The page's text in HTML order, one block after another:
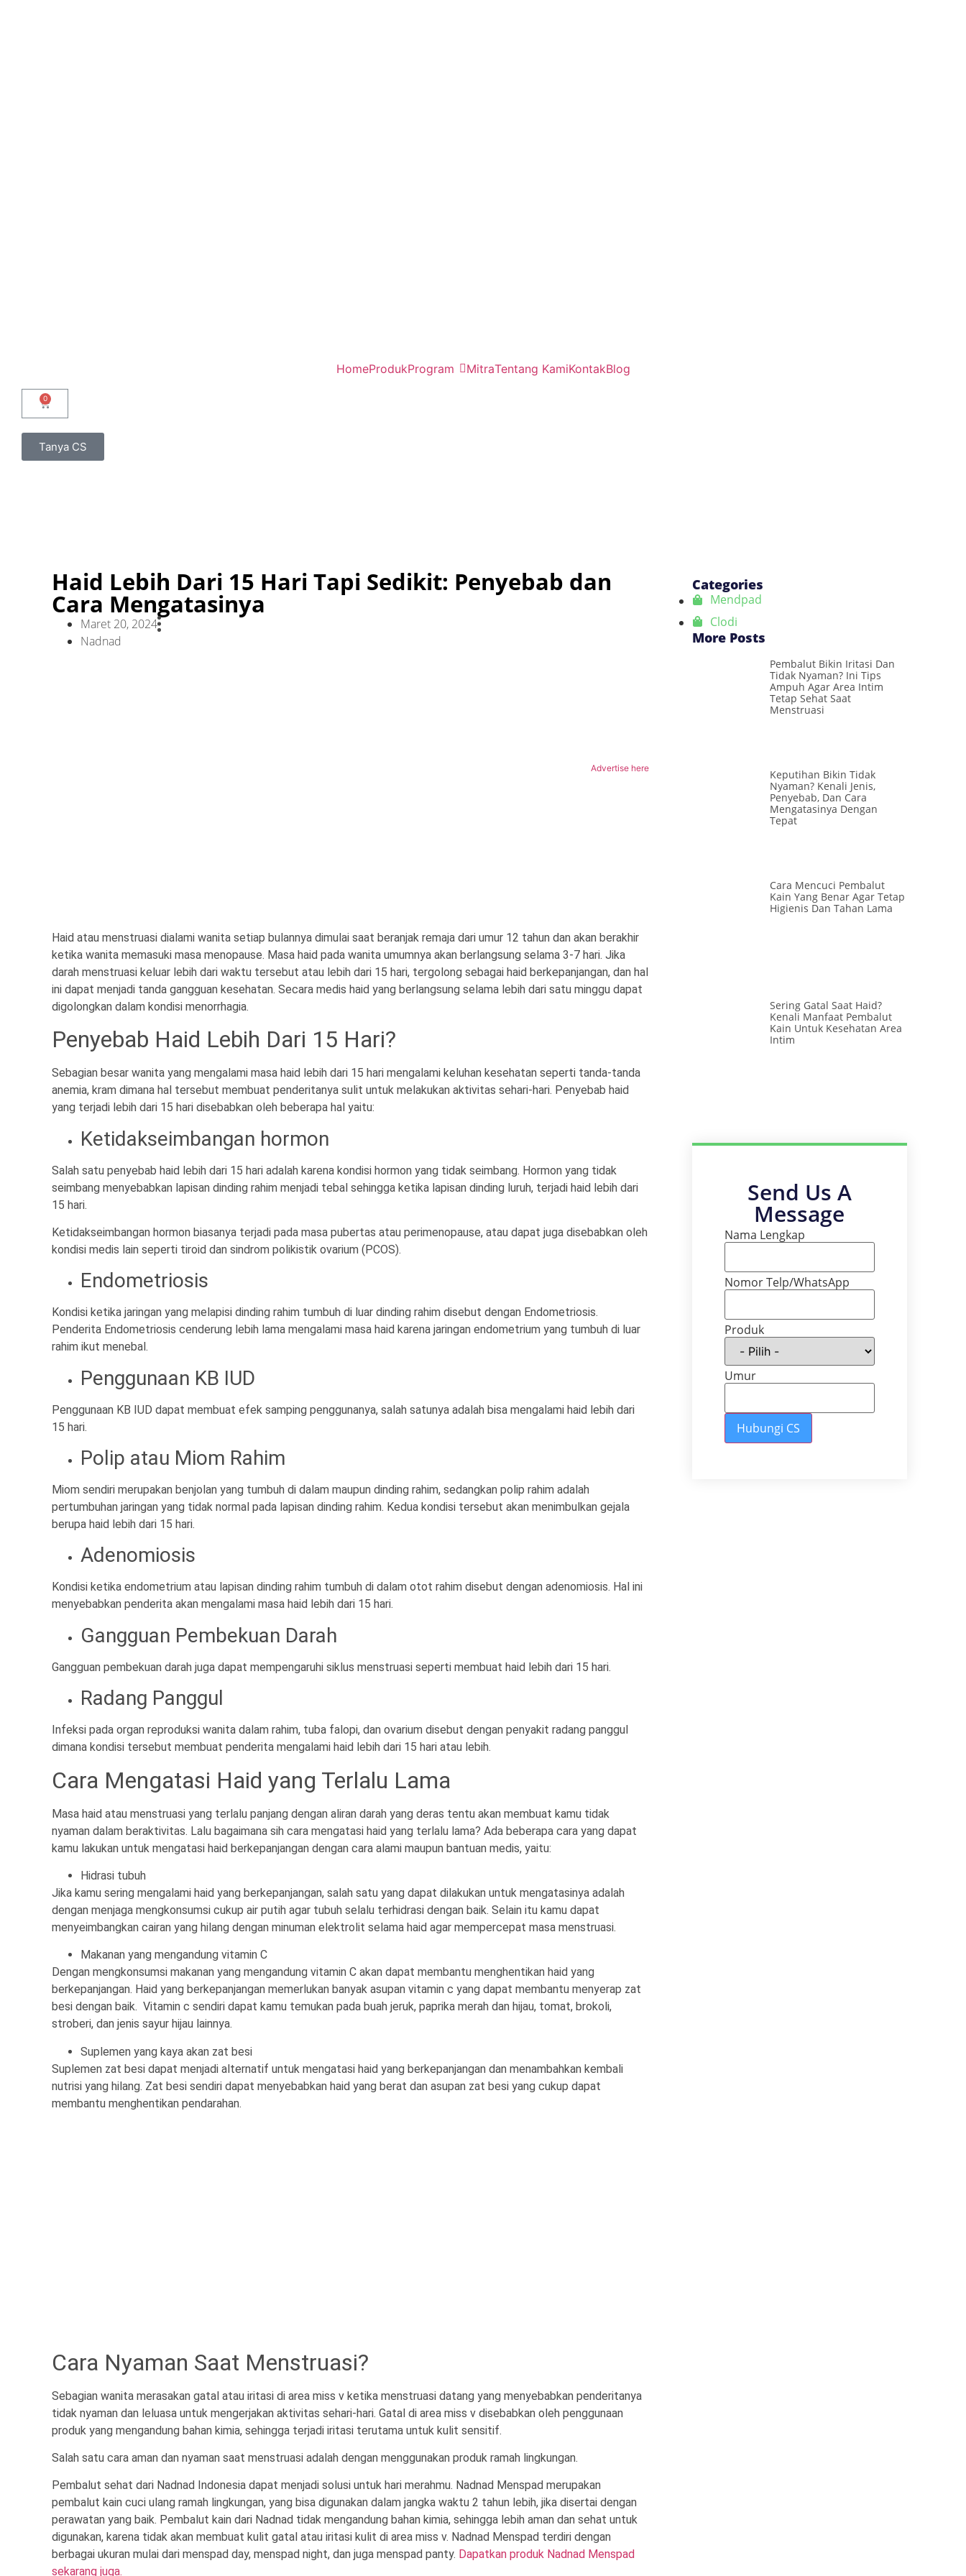
HomeProdukProgram MitraTentang KamiKontakBlog
Tanya CS
Haid Lebih Dari 15 Hari Tapi Sedikit: Penyebab dan
Cara Mengatasinya
Maret 20, 2024
Nadnad
Advertise here
Haid atau menstruasi dialami wanita setiap bulannya dimulai saat beranjak remaja dari umur 12 tahun dan akan berakhir
ketika wanita memasuki masa menopause. Masa haid pada wanita umumnya akan berlangsung selama 3-7 hari. Jika
darah menstruasi keluar lebih dari waktu tersebut atau lebih dari 15 hari, tergolong sebagai haid berkepanjangan, dan hal
ini dapat menjadi tanda gangguan kesehatan. Secara medis haid yang berlangsung selama lebih dari satu minggu dapat
digolongkan dalam kondisi menorrhagia.
Penyebab Haid Lebih Dari 15 Hari?
Sebagian besar wanita yang mengalami masa haid lebih dari 15 hari mengalami keluhan kesehatan seperti tanda-tanda
anemia, kram dimana hal tersebut membuat penderitanya sulit untuk melakukan aktivitas sehari-hari. Penyebab haid
yang terjadi lebih dari 15 hari disebabkan oleh beberapa hal yaitu:
Ketidakseimbangan hormon
Salah satu penyebab haid lebih dari 15 hari adalah karena kondisi hormon yang tidak seimbang. Hormon yang tidak
seimbang menyebabkan lapisan dinding rahim menjadi tebal sehingga ketika lapisan dinding luruh, terjadi haid lebih dari
15 hari.
Ketidakseimbangan hormon biasanya terjadi pada masa pubertas atau perimenopause, atau dapat juga disebabkan oleh
kondisi medis lain seperti tiroid dan sindrom polikistik ovarium (PCOS).
Endometriosis
Kondisi ketika jaringan yang melapisi dinding rahim tumbuh di luar dinding rahim disebut dengan Endometriosis.
Penderita Endometriosis cenderung lebih lama mengalami masa haid karena jaringan endometrium yang tumbuh di luar
rahim ikut menebal.
Penggunaan KB IUD
Penggunaan KB IUD dapat membuat efek samping penggunanya, salah satunya adalah bisa mengalami haid lebih dari
15 hari.
Polip atau Miom Rahim
Miom sendiri merupakan benjolan yang tumbuh di dalam maupun dinding rahim, sedangkan polip rahim adalah
pertumbuhan jaringan yang tidak normal pada lapisan dinding rahim. Kedua kondisi tersebut akan menimbulkan gejala
berupa haid lebih dari 15 hari.
Adenomiosis
Kondisi ketika endometrium atau lapisan dinding rahim tumbuh di dalam otot rahim disebut dengan adenomiosis. Hal ini
menyebabkan penderita akan mengalami masa haid lebih dari 15 hari.
Gangguan Pembekuan Darah
Gangguan pembekuan darah juga dapat mempengaruhi siklus menstruasi seperti membuat haid lebih dari 15 hari.
Radang Panggul
Infeksi pada organ reproduksi wanita dalam rahim, tuba falopi, dan ovarium disebut dengan penyakit radang panggul
dimana kondisi tersebut membuat penderita mengalami haid lebih dari 15 hari atau lebih.
Cara Mengatasi Haid yang Terlalu Lama
Masa haid atau menstruasi yang terlalu panjang dengan aliran darah yang deras tentu akan membuat kamu tidak
nyaman dalam beraktivitas. Lalu bagaimana sih cara mengatasi haid yang terlalu lama? Ada beberapa cara yang dapat
kamu lakukan untuk mengatasi haid berkepanjangan dengan cara alami maupun bantuan medis, yaitu:
Hidrasi tubuh
Jika kamu sering mengalami haid yang berkepanjangan, salah satu yang dapat dilakukan untuk mengatasinya adalah
dengan menjaga mengkonsumsi cukup air putih agar tubuh selalu terhidrasi dengan baik. Selain itu kamu dapat
menyeimbangkan cairan yang hilang dengan minuman elektrolit selama haid agar mempercepat masa menstruasi.
Makanan yang mengandung vitamin C
Dengan mengkonsumsi makanan yang mengandung vitamin C akan dapat membantu menghentikan haid yang
berkepanjangan. Haid yang berkepanjangan memerlukan banyak asupan vitamin c yang dapat membantu menyerap zat
besi dengan baik. Vitamin c sendiri dapat kamu temukan pada buah jeruk, paprika merah dan hijau, tomat, brokoli,
stroberi, dan jenis sayur hijau lainnya.
Suplemen yang kaya akan zat besi
Suplemen zat besi dapat menjadi alternatif untuk mengatasi haid yang berkepanjangan dan menambahkan kembali
nutrisi yang hilang. Zat besi sendiri dapat menyebabkan haid yang berat dan asupan zat besi yang cukup dapat
membantu menghentikan pendarahan.
Cara Nyaman Saat Menstruasi?
Sebagian wanita merasakan gatal atau iritasi di area miss v ketika menstruasi datang yang menyebabkan penderitanya
tidak nyaman dan leluasa untuk mengerjakan aktivitas sehari-hari. Gatal di area miss v disebabkan oleh penggunaan
produk yang mengandung bahan kimia, sehingga terjadi iritasi terutama untuk kulit sensitif.
Salah satu cara aman dan nyaman saat menstruasi adalah dengan menggunakan produk ramah lingkungan.
Pembalut sehat dari Nadnad Indonesia dapat menjadi solusi untuk hari merahmu. Nadnad Menspad merupakan
pembalut kain cuci ulang ramah lingkungan, yang bisa digunakan dalam jangka waktu 2 tahun lebih, jika disertai dengan
perawatan yang baik. Pembalut kain dari Nadnad tidak mengandung bahan kimia, sehingga lebih aman dan sehat untuk
digunakan, karena tidak akan membuat kulit gatal atau iritasi kulit di area miss v. Nadnad Menspad terdiri dengan
berbagai ukuran mulai dari menspad day, menspad night, dan juga menspad panty. Dapatkan produk Nadnad Menspad
sekarang juga.
Categories
Mendpad
Clodi
More Posts
Pembalut Bikin Iritasi Dan
Tidak Nyaman? Ini Tips
Ampuh Agar Area Intim
Tetap Sehat Saat
Menstruasi
Keputihan Bikin Tidak
Nyaman? Kenali Jenis,
Penyebab, Dan Cara
Mengatasinya Dengan
Tepat
Cara Mencuci Pembalut
Kain Yang Benar Agar Tetap
Higienis Dan Tahan Lama
Sering Gatal Saat Haid?
Kenali Manfaat Pembalut
Kain Untuk Kesehatan Area
Intim
Send Us A
Message
Nama Lengkap
Nomor Telp/WhatsApp
Produk
Umur
Hubungi CS